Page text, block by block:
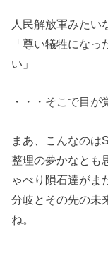
人民解放軍みたい
「尊い犠牲にな
い」
・・・そこで目が
まあ、こんなのは
整理の夢かなとも
ゃべり隕石達がま
分岐とその先の未
ね。